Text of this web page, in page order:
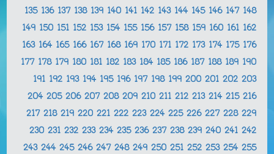
135 136 137 138 139 140 141 142 143 144 145 146 147 148
149 150 151 152 153 154 155 156 157 158 159 160 161 162
163 164 165 166 167 168 169 170 171 172 173 174 175 176
177 178 179 180 181 182 183 184 185 186 187 188 189 190
191 192 193 194 195 196 197 198 199 200 201 202 203
204 205 206 207 208 209 210 211 212 213 214 215 216
217 218 219 220 221 222 223 224 225 226 227 228 229
230 231 232 233 234 235 236 237 238 239 240 241 242
243 244 245 246 247 248 249 250 251 252 253 254 255